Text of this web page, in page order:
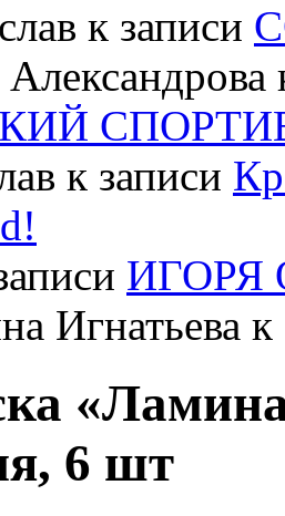
к записи
к записи
ИГОРЯ
Игнатьева к
6 шт